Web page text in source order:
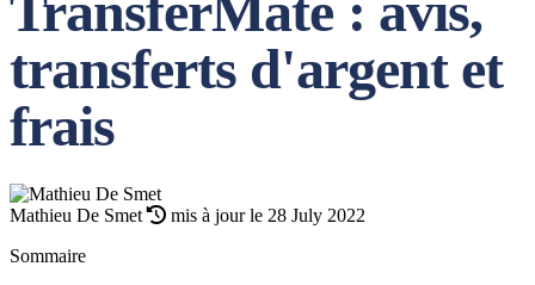
transferts d'argent et
frais
Mathieu De Smet
mis à jour le 28 July 2022
Sommaire